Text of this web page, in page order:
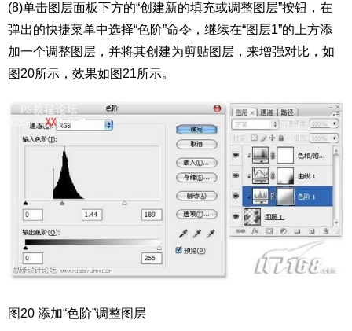
(8)单击图层面板下方的“创建新的填充或调整图层”按钮，在
弹出的快捷菜单中选择“色阶”命令，继续在“图层1”的上方添
加一个调整图层，并将其创建为剪贴图层，来增强对比，如
图20所示，效果如图21所示。
图20 添加“色阶”调整图层